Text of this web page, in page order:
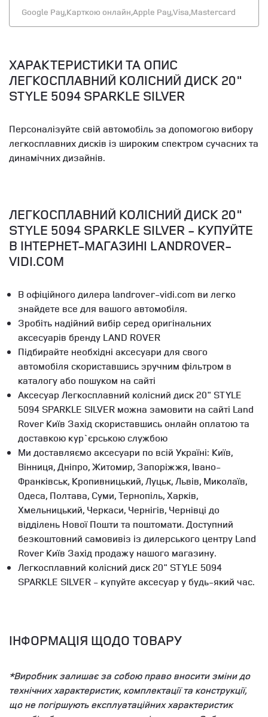
Google Pay,Карткою онлайн,Apple Pay,Visa,Mastercard
ХАРАКТЕРИСТИКИ ТА ОПИС
ЛЕГКОСПЛАВНИЙ КОЛІСНИЙ ДИСК 20"
STYLE 5094 SPARKLE SILVER
Персоналізуйте свій автомобіль за допомогою вибору
легкосплавних дисків із широким спектром сучасних та
динамічних дизайнів.
ЛЕГКОСПЛАВНИЙ КОЛІСНИЙ ДИСК 20"
STYLE 5094 SPARKLE SILVER - КУПУЙТЕ
В ІНТЕРНЕТ-МАГАЗИНІ LANDROVER-
VIDI.COM
В офіційного дилера landrover-vidi.com ви легко
знайдете все для вашого автомобіля.
Зробіть надійний вибір серед оригінальних
аксесуарів бренду LAND ROVER
Підбирайте необхідні аксесуари для свого
автомобіля скориставшись зручним фільтром в
каталогу або пошуком на сайті
Аксесуар Легкосплавний колісний диск 20" STYLE
5094 SPARKLE SILVER можна замовити на сайті Land
Rover Київ Захід скориставшись онлайн оплатою та
доставкою кур`єрською службою
Ми доставляємо аксесуари по всій Україні: Київ,
Вінниця, Дніпро, Житомир, Запоріжжя, Івано-
Франківськ, Кропивницький, Луцьк, Львів, Миколаїв,
Одеса, Полтава, Суми, Тернопіль, Харків,
Хмельницький, Черкаси, Чернігів, Чернівці до
відділень Нової Пошти та поштомати. Доступний
безкоштовний самовивіз із дилерського центру Land
Rover Київ Захід продажу нашого магазину.
Легкосплавний колісний диск 20" STYLE 5094
SPARKLE SILVER - купуйте аксесуар у будь-який час.
ІНФОРМАЦІЯ ЩОДО ТОВАРУ
*Виробник залишає за собою право вносити зміни до
технічних характеристик, комплектації та конструкції,
що не погіршують експлуатаційних характеристик